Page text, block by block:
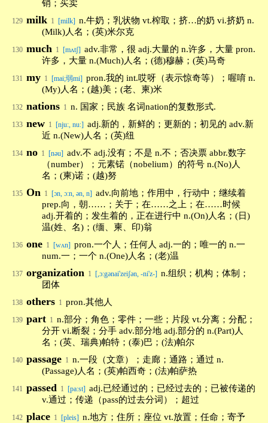
销；买卖
129 milk 1 [milk] n.牛奶；乳状物 vt.榨取；挤…的奶 vi.挤奶 n.
(Milk)人名；(英)米尔克
130 much 1 [mʌtʃ] adv.非常，很 adj.大量的 n.许多，大量 pron.
许多，大量 n.(Much)人名；(德)穆赫；(英)马奇
131 my 1 [mai;弱mi] pron.我的 int.哎呀（表示惊奇等）；喔唷 n.
(My)人名；(越)美；(老、柬)米
132 nations 1 n. 国家；民族 名词nation的复数形式.
133 new 1 [nju:, nu:] adj.新的，新鲜的；更新的；初见的 adv.新
近 n.(New)人名；(英)纽
134 no 1 [nəu] adv.不 adj.没有；不是 n.不；否决票 abbr.数字
（number）；元素锘（nobelium）的符号 n.(No)人
名；(柬)诺；(越)努
135 On 1 [ɔn, ɔ:n, ən, n] adv.向前地；作用中，行动中；继续着
prep.向，朝……；关于；在……之上；在……时候
adj.开着的；发生着的，正在进行中 n.(On)人名；(日)
温(姓、名)；(缅、柬、印)翁
136 one 1 [wʌn] pron.一个人；任何人 adj.一的；唯一的 n.一
num.一；一个 n.(One)人名；(老)温
137 organization 1 [,ɔ:gənai'zeiʃən, -ni'z-] n.组织；机构；体制；
团体
138 others 1 pron.其他人
139 part 1 n.部分；角色；零件；一些；片段 vt.分离；分配；
分开 vi.断裂；分手 adv.部分地 adj.部分的 n.(Part)人
名；(英、瑞典)帕特；(泰)巴；(法)帕尔
140 passage 1 n.一段（文章）；走廊；通路；通过 n.
(Passage)人名；(英)帕西奇；(法)帕萨热
141 passed 1 [pa:st] adj.已经通过的；已经过去的；已被传递的
v.通过；传递（pass的过去分词）；超过
142 place 1 [pleis] n.地方；住所；座位 vt.放置；任命；寄予